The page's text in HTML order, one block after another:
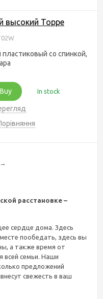
высокий Торре
со спинкой,
Buy In stock
→
расстановке –
сердце дома. Здесь
пообедать, здесь вы
а также время от
всей семьи. Наши
предложений
свежесть в ваш